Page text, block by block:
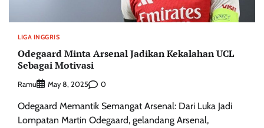
LIGA INGGRIS
Odegaard Minta Arsenal Jadikan Kekalahan UCL
Sebagai Motivasi
Ramu May 8, 2025 0
Odegaard Memantik Semangat Arsenal: Dari Luka Jadi
Lompatan Martin Odegaard, gelandang Arsenal,